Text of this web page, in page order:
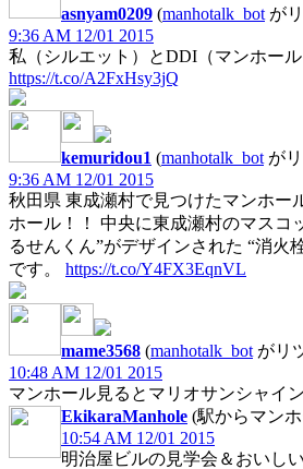
asnyam0209 (manhotalk_bot が
9:36 AM 12/01 2015
私（シルエット）とDDI（マンホール
https://t.co/A2FxHsy3jQ
kemuridou1 (manhotalk_bot が
9:36 AM 12/01 2015
秋田県 東成瀬村で見つけたマンホー
ホール！！ 中央に東成瀬村のマスコ
るせんくん”がデザインされた “消火
です。 https://t.co/Y4FX3EqnVL
mame3568 (manhotalk_bot がリ
10:48 AM 12/01 2015
マンホール見るとマリオサンシャイ
EkikaraManhole (駅からマン
10:54 AM 12/01 2015
明治屋ビルの見学会＆おいし